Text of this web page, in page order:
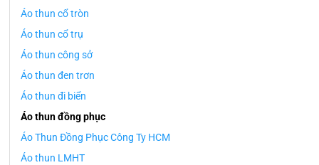
Áo thun cổ tròn
Áo thun cổ trụ
Áo thun công sở
Áo thun đen trơn
Áo thun đi biển
Áo thun đồng phục
Áo Thun Đồng Phục Công Ty HCM
Áo thun LMHT